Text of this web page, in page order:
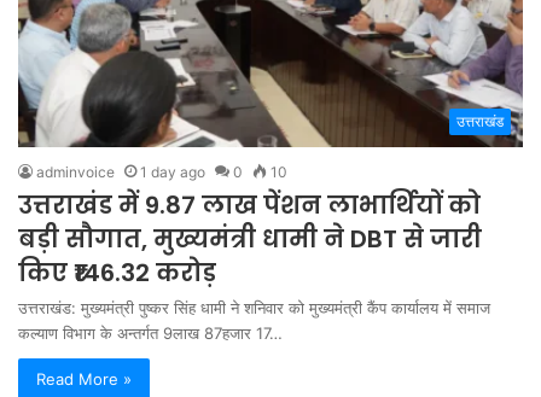
उत्तराखंड
adminvoice 1 day ago 0 10
उत्तराखंड में 9.87 लाख पेंशन लाभार्थियों को
बड़ी सौगात, मुख्यमंत्री धामी ने DBT से जारी
किए ₹146.32 करोड़
उत्तराखंड: मुख्यमंत्री पुष्कर सिंह धामी ने शनिवार को मुख्यमंत्री कैंप कार्यालय में समाज
कल्याण विभाग के अन्तर्गत 9लाख 87हजार 17…
Read More »